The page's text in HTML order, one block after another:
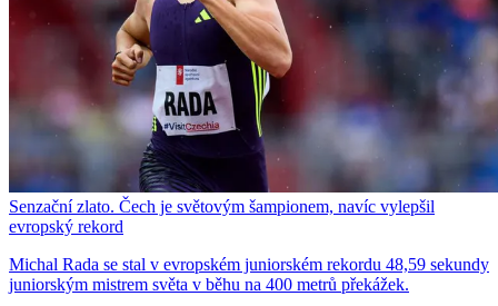
Senzační zlato. Čech je světovým šampionem, navíc vylepšil
evropský rekord
Michal Rada se stal v evropském juniorském rekordu 48,59 sekundy
juniorským mistrem světa v běhu na 400 metrů překážek.